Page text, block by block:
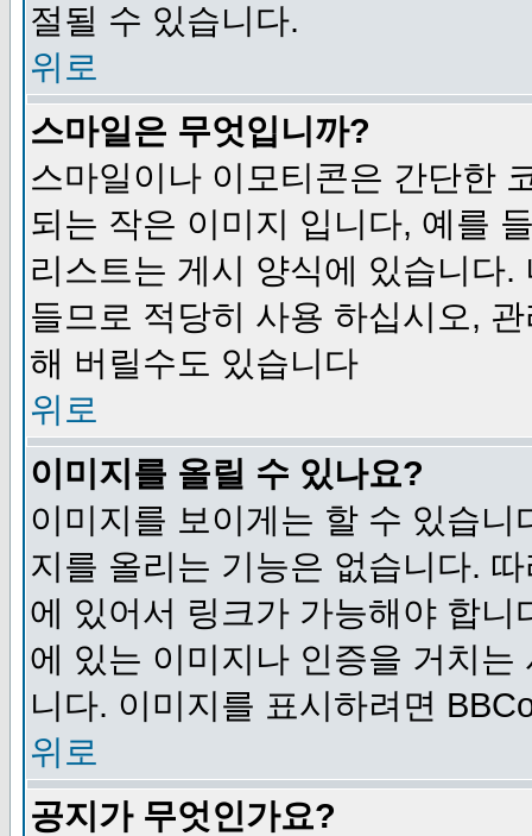
절될 수 있습니다.
위로
스마일은 무엇입니까?
스마일이나 이모티콘은 간단한
되는 작은 이미지 입니다, 예를
리스트는 게시 양식에 있습니다
들므로 적당히 사용 하십시오,
해 버릴수도 있습니다
위로
이미지를 올릴 수 있나요?
이미지를 보이게는 할 수 있습
지를 올리는 기능은 없습니다.
에 있어서 링크가 가능해야 합
에 있는 이미지나 인증을 거치
니다. 이미지를 표시하려면
위로
공지가 무엇인가요?